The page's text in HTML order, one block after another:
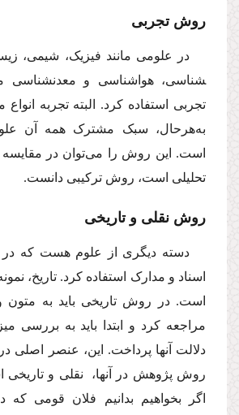
روش تجربی
شناسی، هواشناسی و معدن­شناسی
تجربی استفاده کرد. البته تجربه انواع
به‌هرحال، سبک مشترک همه آن
است. این روش را می‌توان در
تحلیلی است، روش ترکیبی دانست.
روش نقلی و تاریخی
دسته دیگری از علوم هست که در
اسناد و مدارک استفاده کرد. تاریخ،
است. در روش تاریخی باید به متون
مراجعه کرد و ابتدا باید به بررسی
دلالت آنها پرداخت. این، عنصر
روش پژوهش در آنها، نقلی و تاریخی
اگر بخواهیم بدانیم فلان قومی